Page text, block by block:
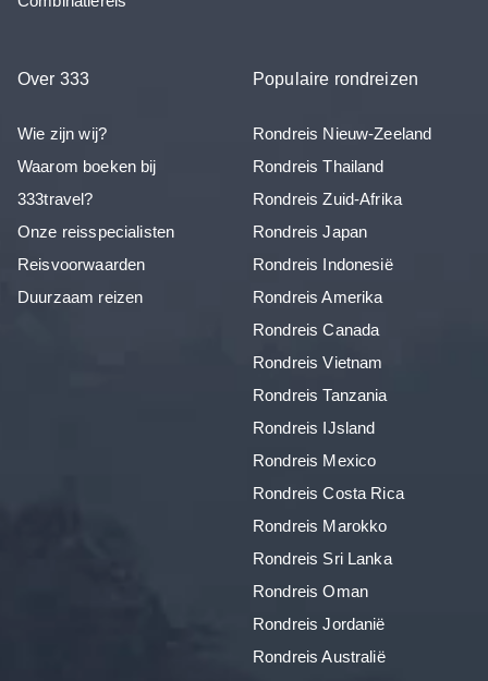
Over 333
Wie zijn wij?
Waarom boeken bij
333travel?
Onze reisspecialisten
Reisvoorwaarden
Duurzaam reizen
Populaire rondreizen
Rondreis Nieuw-Zeeland
Rondreis Thailand
Rondreis Zuid-Afrika
Rondreis Japan
Rondreis Indonesië
Rondreis Amerika
Rondreis Canada
Rondreis Vietnam
Rondreis Tanzania
Rondreis IJsland
Rondreis Mexico
Rondreis Costa Rica
Rondreis Marokko
Rondreis Sri Lanka
Rondreis Oman
Rondreis Jordanië
Rondreis Australië